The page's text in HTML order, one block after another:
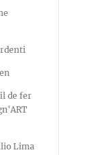
de fer
Lima